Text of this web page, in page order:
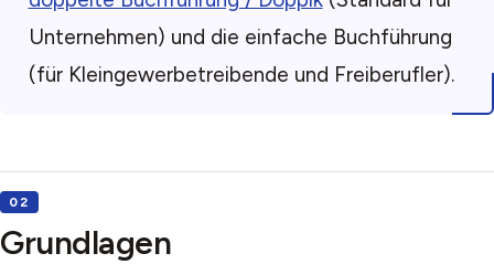
Unternehmen) und die einfache Buchführung
(für Kleingewerbetreibende und Freiberufler).
Grundlagen